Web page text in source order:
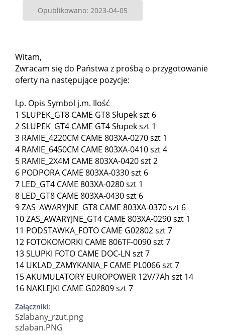
Opublikowano: 2023-04-05
Witam,
Zwracam się do Państwa z prośbą o przygotowanie
oferty na następujące pozycje:
l.p. Opis Symbol j.m. Ilość
1 SLUPEK_GT8 CAME GT8 Słupek szt 6
2 SLUPEK_GT4 CAME GT4 Słupek szt 1
3 RAMIE_4220CM CAME 803XA-0270 szt 1
4 RAMIE_6450CM CAME 803XA-0410 szt 4
5 RAMIE_2X4M CAME 803XA-0420 szt 2
6 PODPORA CAME 803XA-0330 szt 6
7 LED_GT4 CAME 803XA-0280 szt 1
8 LED_GT8 CAME 803XA-0430 szt 6
9 ZAS_AWARYJNE_GT8 CAME 803XA-0370 szt 6
10 ZAS_AWARYJNE_GT4 CAME 803XA-0290 szt 1
11 PODSTAWKA_FOTO CAME G02802 szt 7
12 FOTOKOMORKI CAME 806TF-0090 szt 7
13 SLUPKI FOTO CAME DOC-LN szt 7
14 UKLAD_ZAMYKANIA_F CAME PL0066 szt 7
15 AKUMULATORY EUROPOWER 12V/7Ah szt 14
16 NAKLEJKI CAME G02809 szt 7
Załączniki:
Szlabany_rzut.png
szlaban.PNG